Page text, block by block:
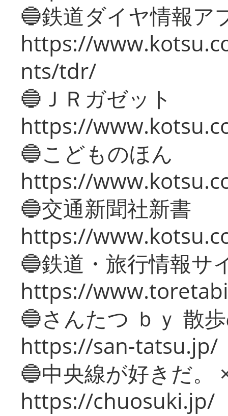
🔵鉄道ダイヤ情報ア
https://
nts/tdr/
🔵ＪＲガゼット
https://
🔵こどものほん
https://
🔵交通新聞社新書
https://
🔵鉄道・旅行情報サ
https://
🔵さんたつ ｂｙ 散
https://san-tatsu.jp/
🔵中央線が好きだ。
https://chuosuki.jp/